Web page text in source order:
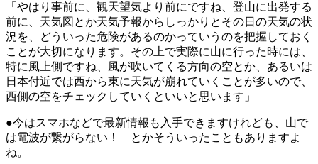
「やはり事前に、観天望気より前にですね、登山に出発する
前に、天気図とか天気予報からしっかりとその日の天気の状
況を、どういった危険があるのかっていうのを把握しておく
ことが大切になります。その上で実際に山に行った時には、
特に風上側ですね、風が吹いてくる方向の空とか、あるいは
日本付近では西から東に天気が崩れていくことが多いので、
西側の空をチェックしていくといいと思います」
●今はスマホなどで最新情報も入手できますけれども、山で
は電波が繋がらない！ とかそういったこともありますよ
ね。